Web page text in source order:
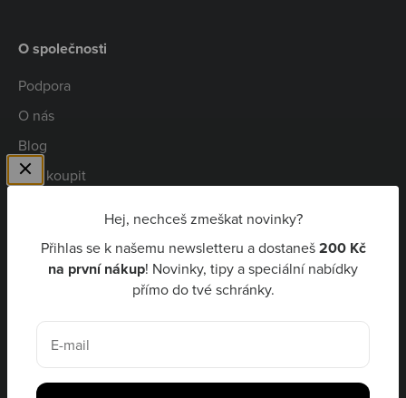
Hej, nechceš zmeškat novinky?
Přihlas se k našemu newsletteru a dostaneš200 Kč
na první nákup! Novinky, tipy a speciální nabídky
přímo do tvé schránky.
E-mail
O společnosti
Podpora
O nás
Blog
Kde koupit
Niceboy Pay
CZK Kč